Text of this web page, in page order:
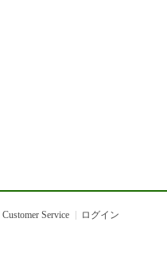
Customer Service ログイン